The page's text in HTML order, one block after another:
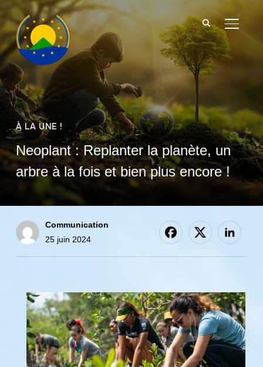
À LA UNE !
Neoplant : Replanter la planète, un
arbre à la fois et bien plus encore !
Communication
25 juin 2024